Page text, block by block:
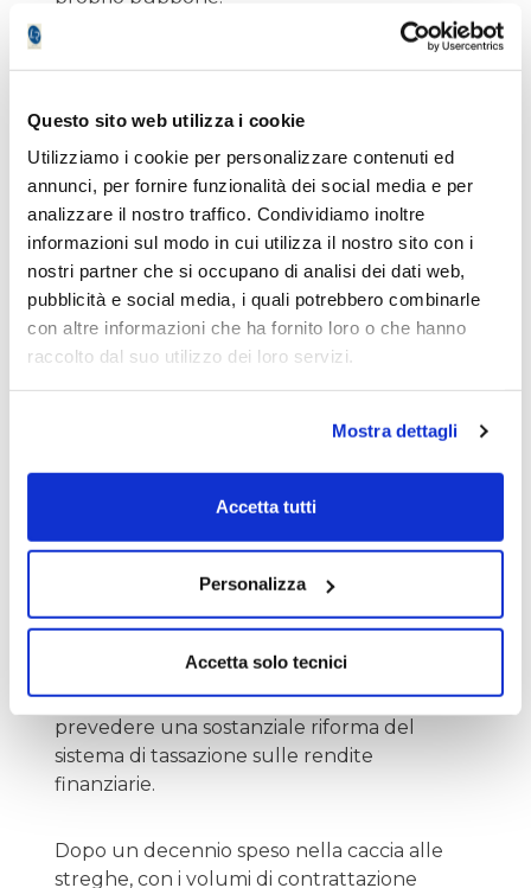
Questo sito web utilizza i cookie
Utilizziamo i cookie per personalizzare contenuti ed
annunci, per fornire funzionalità dei social media e per
analizzare il nostro traffico. Condividiamo inoltre
informazioni sul modo in cui utilizza il nostro sito con i
nostri partner che si occupano di analisi dei dati web,
pubblicità e social media, i quali potrebbero combinarle
con altre informazioni che ha fornito loro o che hanno
raccolto dal suo utilizzo dei loro servizi.
Mostra dettagli
Accetta tutti
Personalizza
Accetta solo tecnici
dirompenti di quelli visti ed assaporati nel
passato.
Chiaramente da Trader, non posso far altro
che seguire il trend, ma ho drasticamente
tagliato il tempo di durata dell'investimento.
Bisogna sempre tenere a mente che il
mondo finanziario non può seguire alla
lunga una strada completamente dissociata
dalla realtà e prima o poi qualche ceffone
Particolarmente strane le giornate di
mercoledì e giovedì che vedevano vendite
nelle ultime due ore della giornata
Nessuno ne parla, in quanto argomento
tabù politico, ma sarebbe bene iniziare a
prevedere una sostanziale riforma del
sistema di tassazione sulle rendite
finanziarie.
Dopo un decennio speso nella caccia alle
streghe, con i volumi di contrattazione